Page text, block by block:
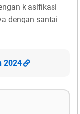
klasifikasi
dengan santai
2024